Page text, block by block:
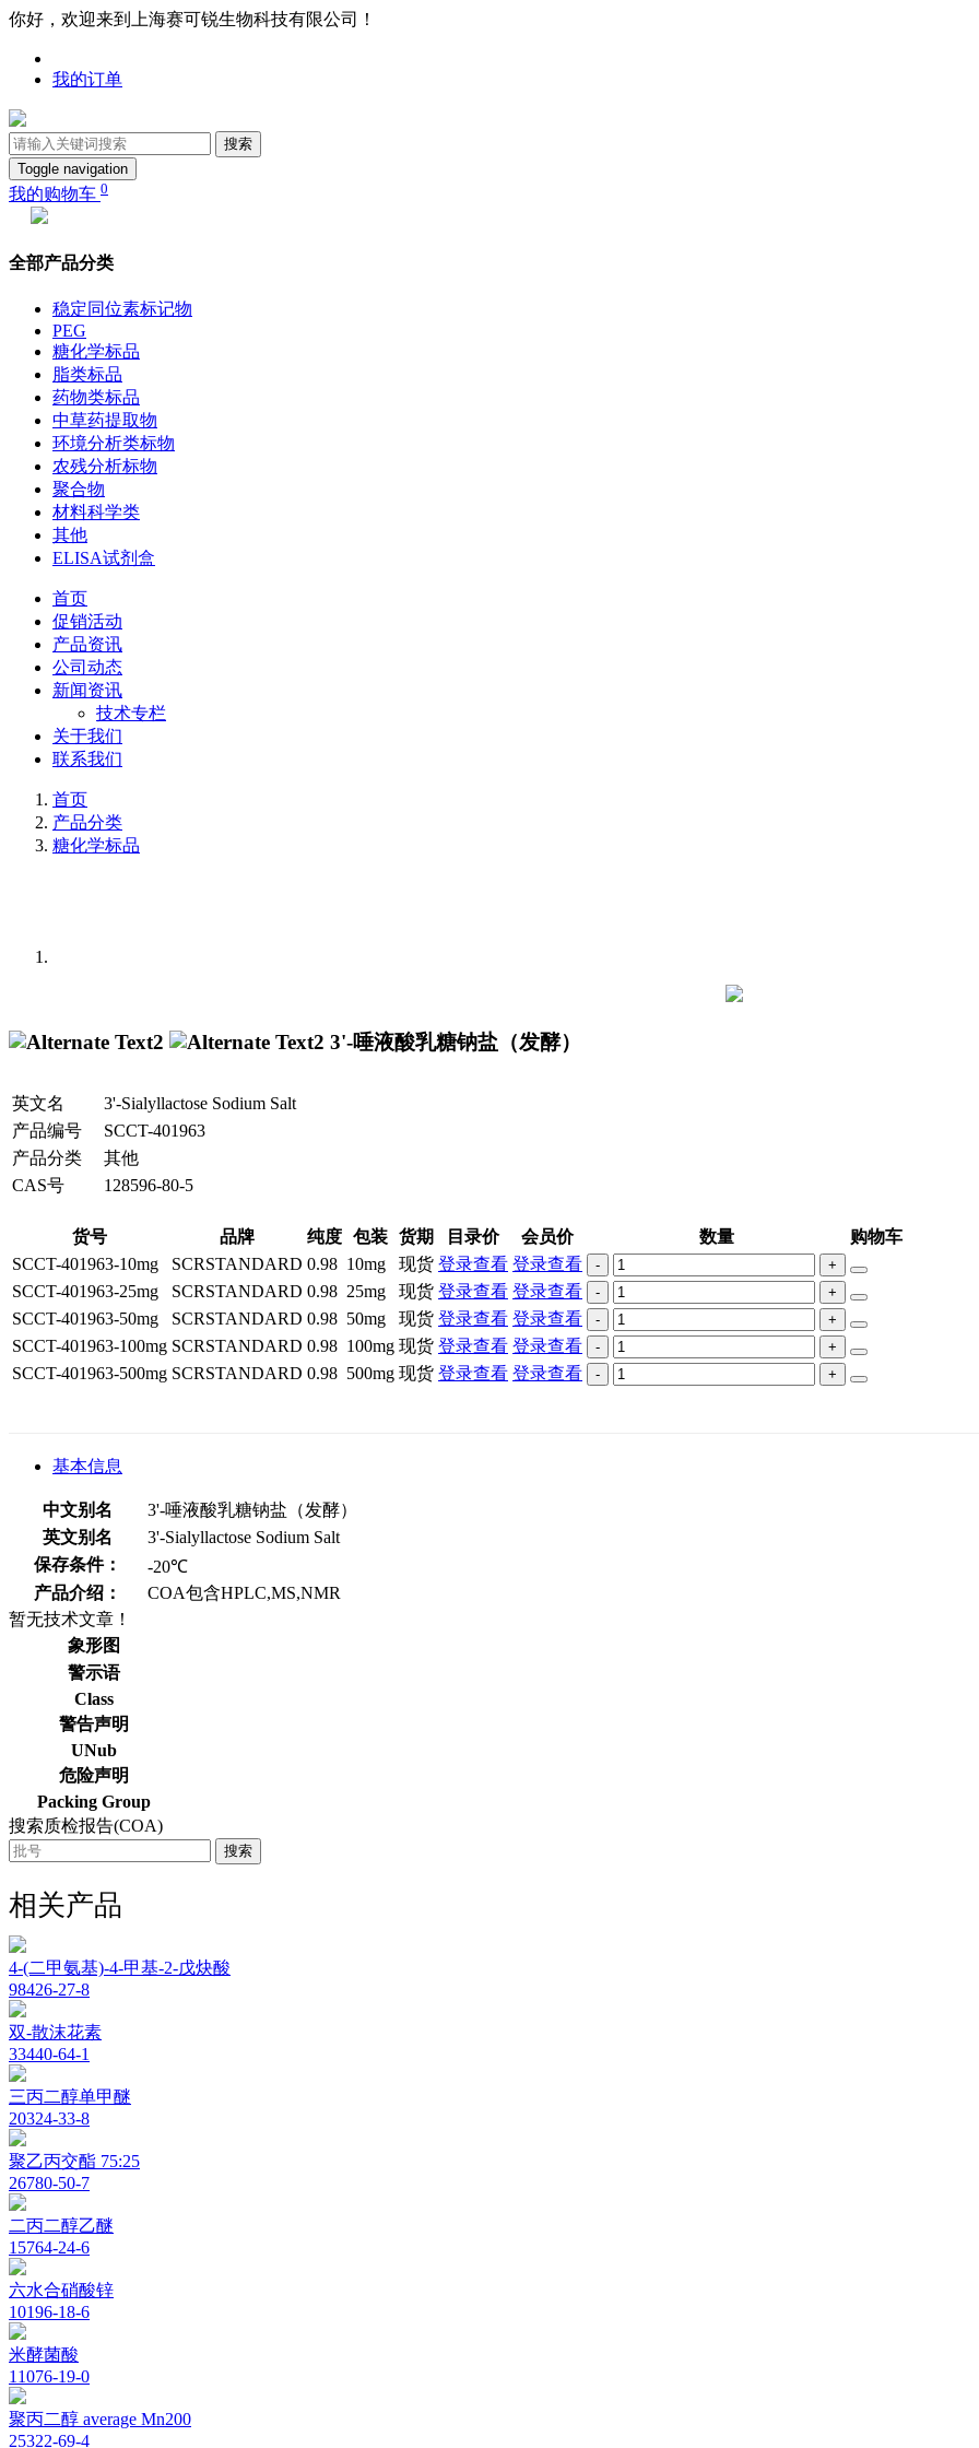
你好，欢迎来到上海赛可锐生物科技有限公司！
我的订单
搜索
Toggle navigation
我的购物车 0
全部产品分类
稳定同位素标记物
PEG
糖化学标品
脂类标品
药物类标品
中草药提取物
环境分析类标物
农残分析标物
聚合物
材料科学类
其他
ELISA试剂盒
首页
促销活动
产品资讯
公司动态
新闻资讯
技术专栏
关于我们
联系我们
首页
产品分类
糖化学标品
3'-唾液酸乳糖钠盐（发酵）
英文名
3'-Sialyllactose Sodium Salt
产品编号
SCCT-401963
产品分类
其他
CAS号
128596-80-5
货号 品牌 纯度 包装 货期 目录价 会员价 数量
购物车
SCCT-401963-10mg
SCRSTANDARD 0.98 10mg 现货 登录查看 登录查看 - +
SCCT-401963-25mg SCRSTANDARD 0.98 25mg 现货 登录查看 登录查看 - +
SCCT-401963-50mg SCRSTANDARD 0.98 50mg 现货 登录查看 登录查看 - +
SCCT-401963-100mg SCRSTANDARD 0.98 100mg 现货 登录查看 登录查看 - +
SCCT-401963-500mg SCRSTANDARD 0.98 500mg 现货 登录查看 登录查看 - +
基本信息
中文别名
3'-唾液酸乳糖钠盐（发酵）
英文别名
3'-Sialyllactose Sodium Salt
保存条件：
-20℃
产品介绍：
COA包含HPLC,MS,NMR
暂无技术文章！
象形图
警示语
Class
警告声明
UNub
危险声明
Packing Group
搜索质检报告(COA)
搜索
相关产品
4-(二甲氨基)-4-甲基-2-戊炔酸
98426-27-8
双-散沫花素
33440-64-1
三丙二醇单甲醚
20324-33-8
聚乙丙交酯 75:25
26780-50-7
二丙二醇乙醚
15764-24-6
六水合硝酸锌
10196-18-6
米酵菌酸
11076-19-0
聚丙二醇 average Mn200
25322-69-4